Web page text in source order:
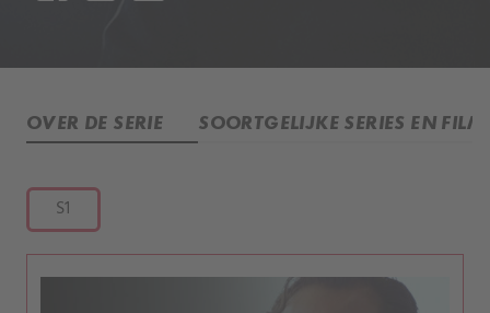
OVER DE SERIE SOORTGELIJKE SERIES EN
S1